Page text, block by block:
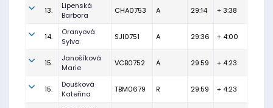
13.
Lipenská
Barbora
CHA0753 A 29:14 + 3:38
14.
Oranyová
Sylva
SJI0751 A 29:36 + 4:00
15.
Janošíková
Marie
VCB0752 A 29:59 + 4:23
15.
Doušková
Kateřina
TBM0679 R 29:59 + 4:23